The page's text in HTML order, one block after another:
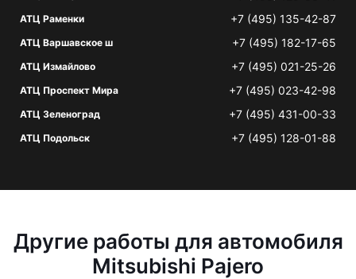
АТЦ Раменки +7 (495) 135-42-87
АТЦ Варшавское ш +7 (495) 182-17-65
АТЦ Измайлово +7 (495) 021-25-26
АТЦ Проспект Мира +7 (495) 023-42-98
АТЦ Зеленоград +7 (495) 431-00-33
АТЦ Подольск +7 (495) 128-01-88
Другие работы для автомобиля
Mitsubishi Pajero